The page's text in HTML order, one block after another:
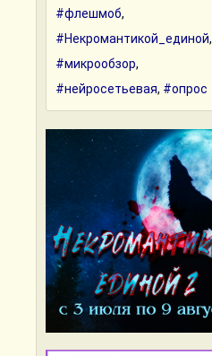
#флешмоб,
#Некромантикой_единой,
#микрообзор,
#нейросетьевая, #опрос